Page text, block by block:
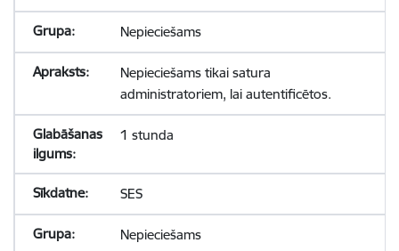
Nepieciešams
Nepieciešams tikai satura
administratoriem, lai autentificētos.
1 stunda
SES
Nepieciešams